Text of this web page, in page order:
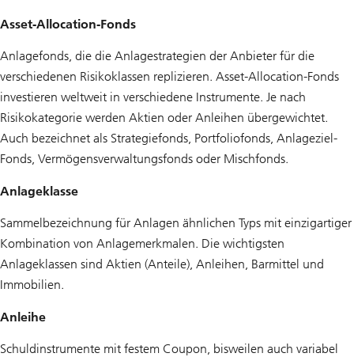
Asset-Allocation-Fonds
Anlagefonds, die die Anlagestrategien der Anbieter für die
verschiedenen Risikoklassen replizieren. Asset-Allocation-Fonds
investieren weltweit in verschiedene Instrumente. Je nach
Risikokategorie werden Aktien oder Anleihen übergewichtet.
Auch bezeichnet als Strategiefonds, Portfoliofonds, Anlageziel-
Fonds, Vermögensverwaltungsfonds oder Mischfonds.
Anlageklasse
Sammelbezeichnung für Anlagen ähnlichen Typs mit einzigartiger
Kombination von Anlagemerkmalen. Die wichtigsten
Anlageklassen sind Aktien (Anteile), Anleihen, Barmittel und
Immobilien.
Anleihe
Schuldinstrumente mit festem Coupon, bisweilen auch variabel